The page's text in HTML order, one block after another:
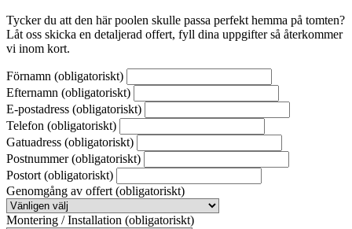
Tycker du att den här poolen skulle passa perfekt hemma på tomten?
Låt oss skicka en detaljerad offert, fyll dina uppgifter så återkommer
vi inom kort.
Förnamn (obligatoriskt)
Efternamn (obligatoriskt)
E-postadress (obligatoriskt)
Telefon (obligatoriskt)
Gatuadress (obligatoriskt)
Postnummer(obligatoriskt)
Postort (obligatoriskt)
Genomgång av offert (obligatoriskt)
Montering / Installation (obligatoriskt)